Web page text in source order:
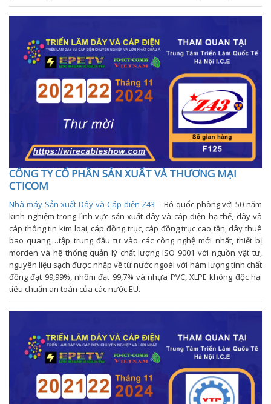
CÔNG TY CỔ PHẦN SẢN XUẤT VÀ THƯƠNG MẠI
CTICOM
Nhà máy Sản xuất Dây và Cáp điện Z43 – Bộ quốc phòng với 50 năm
kinh nghiệm trong lĩnh vực sản xuất dây và cáp điện hạ thế, dây và
cáp thông tin kim loại, cáp đồng trục, cáp đồng trục cao tần, dây thuê
bao quang,…tập trung đầu tư vào các công nghệ mới nhất, thiết bị
morden và hệ thống quản lý chất lượng ISO 9001 với nguồn vật tư,
nguyên liệu sạch được nhập về từ nước ngoài với hàm lượng tinh chất
đồng đạt 99,99%, nhôm đạt 99,7% và nhựa PVC, XLPE không độc hại
tiêu chuẩn an toàn của các nước EU.